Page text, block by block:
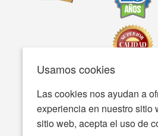
Usamos cookies
Las cookies nos ayudan a
experiencia en nuestro sitio
sitio web, acepta el uso de
Accesibilidad Condiciones de uso